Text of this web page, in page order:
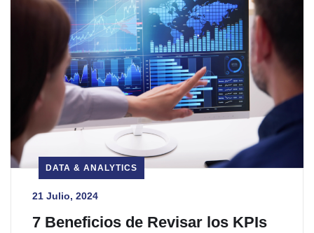
DATA & ANALYTICS
21 Julio, 2024
7 Beneficios de Revisar los KPIs